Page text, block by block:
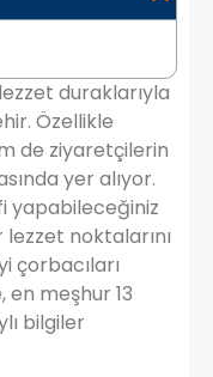
duraklarıyla
Özellikle
de ziyaretçilerin
yer alıyor.
yapabileceğiniz
noktalarını
çorbacıları
en meşhur 13
bilgiler